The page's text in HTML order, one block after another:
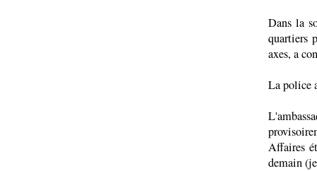
Dans la
quartiers
axes, a
La police
Affaires
demain